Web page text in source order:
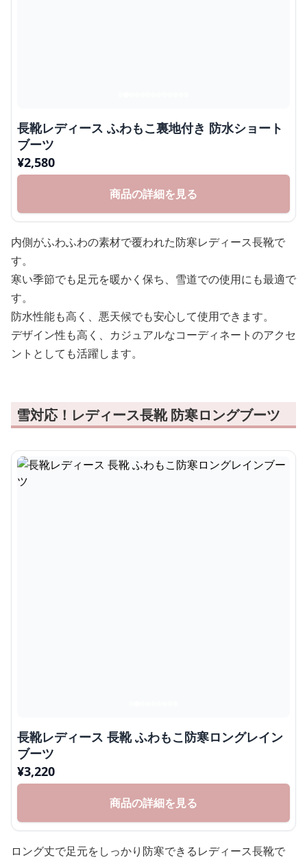
長靴レディース ふわもこ裏地付き 防水ショート
ブーツ
¥2,580
商品の詳細を見る
内側がふわふわの素材で覆われた防寒レディース長靴で
す。
寒い季節でも足元を暖かく保ち、雪道での使用にも最適で
す。
防水性能も高く、悪天候でも安心して使用できます。
デザイン性も高く、カジュアルなコーディネートのアクセ
ントとしても活躍します。
雪対応！レディース長靴 防寒ロングブーツ
長靴レディース 長靴 ふわもこ防寒ロングレイン
ブーツ
¥3,220
商品の詳細を見る
ロング丈で足元をしっかり防寒できるレディース長靴で